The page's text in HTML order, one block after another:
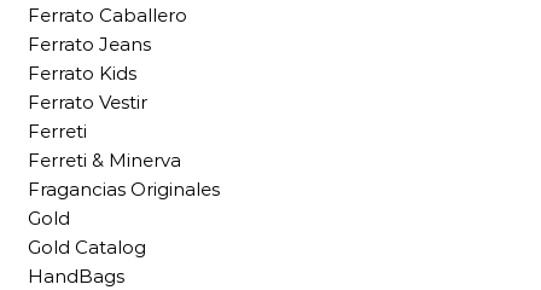
Ferrato Caballero
Ferrato Jeans
Ferrato Kids
Ferrato Vestir
Ferreti
Ferreti & Minerva
Fragancias Originales
Gold
Gold Catalog
HandBags